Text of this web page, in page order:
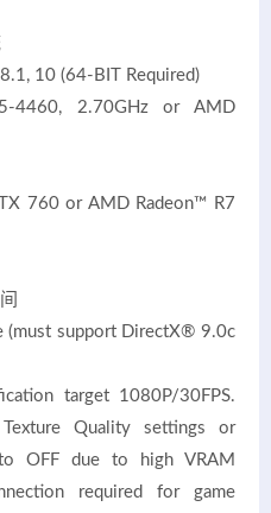
10 (64-BIT Required)
2.70GHz or AMD
760 or AMD Radeon™ R7
(must support DirectX® 9.0c
target 1080P/30FPS.
Quality settings or
OFF due to high VRAM
required for game